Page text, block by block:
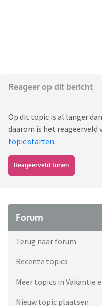
Reageer op dit bericht
Op dit topic is al langer
daarom is het reageerveld
topic starten.
Reageerveld tonen
Forum
Terug naar forum
Recente topics
Meer topics in Vakantie
Nieuw topic plaatsen